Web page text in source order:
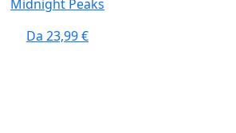
Midnight Peaks
Da 23,99 €